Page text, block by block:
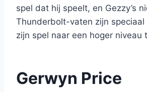
spel dat hij speelt, en Gezzy’s
Thunderbolt-vaten zijn speciaal
zijn spel naar een hoger niveau
Gerwyn Price